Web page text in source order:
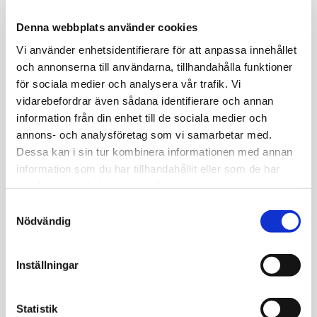
Denna webbplats använder cookies
Vi använder enhetsidentifierare för att anpassa innehållet
och annonserna till användarna, tillhandahålla funktioner
för sociala medier och analysera vår trafik. Vi
vidarebefordrar även sådana identifierare och annan
information från din enhet till de sociala medier och
annons- och analysföretag som vi samarbetar med.
Dessa kan i sin tur kombinera informationen med annan
information som du har tillhandahållit eller som de har
Nödvändig
Inställningar
Statistik